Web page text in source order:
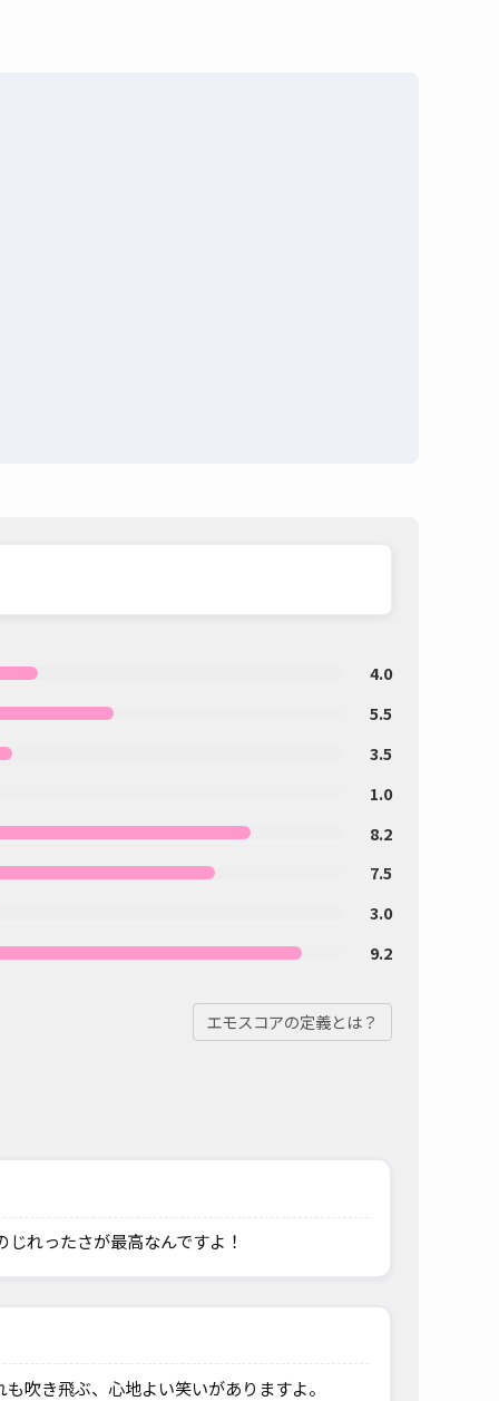
4.0
5.5
3.5
1.0
8.2
7.5
3.0
9.2
エモスコアの定義とは？
れったさが最高なんですよ！
吹き飛ぶ、心地よい笑いがありますよ。